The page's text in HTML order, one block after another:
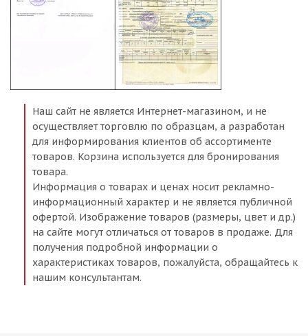
Наш сайт не является Интернет-магазином, и не
осуществляет торговлю по образцам, а разработан
для информирования клиентов об ассортименте
товаров. Корзина используется для бронирования
товара.
Информация о товарах и ценах носит рекламно-
информационный характер и не является публичной
офертой. Изображение товаров (размеры, цвет и др.)
на сайте могут отличаться от товаров в продаже. Для
получения подробной информации о
характеристиках товаров, пожалуйста, обращайтесь к
нашим консультантам.